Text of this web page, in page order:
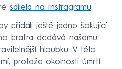
sdílela na Instragramu
přidali ještě jedno šokující
bratra dodává našemu
hloubku. V této
protože okolnosti úmrtí